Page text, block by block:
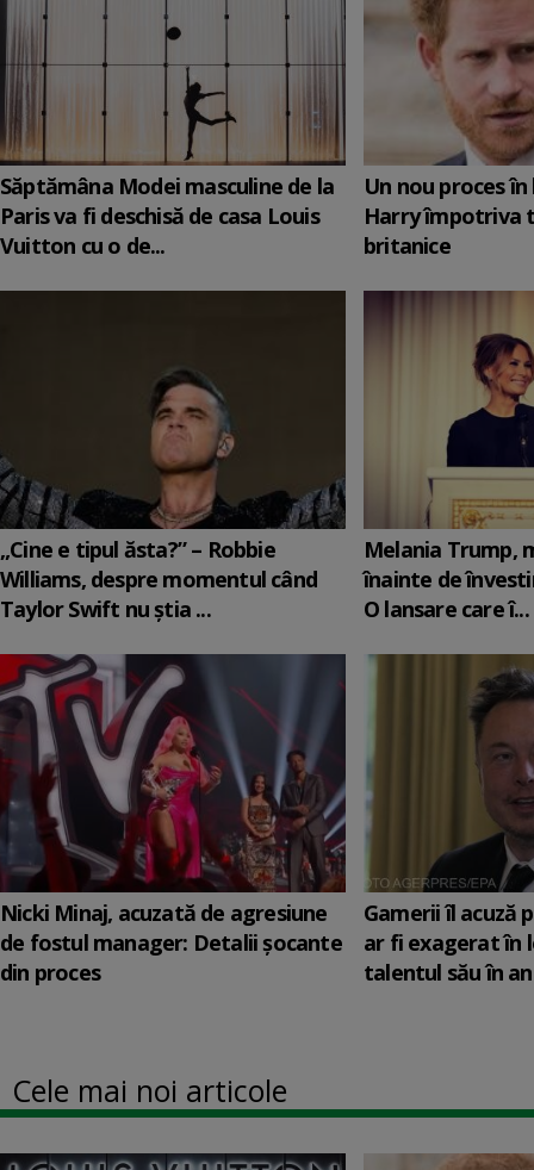
Săptămâna Modei masculine de la
Paris va fi deschisă de casa Louis
Vuitton cu o de...
Un nou proces
Harry împotriva
britanice
„Cine e tipul ăsta?” – Robbie
Williams, despre momentul când
Taylor Swift nu știa ...
Melania Trump,
înainte de
O lansare care î...
Nicki Minaj, acuzată de agresiune
de fostul manager: Detalii șocante
din proces
Gamerii îl acuză
ar fi exagerat în
talentul său în
Cele mai noi articole